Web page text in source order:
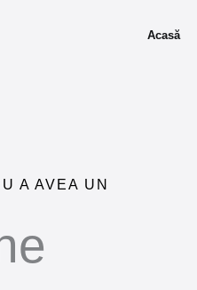
Acasă
A AVEA UN